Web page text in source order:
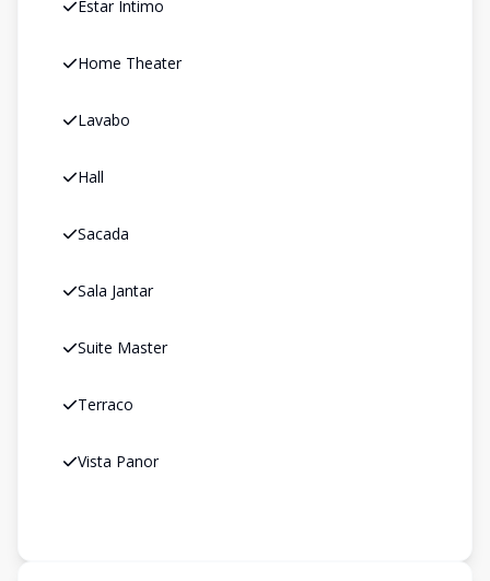
Estar Intimo
Home Theater
Lavabo
Hall
Sacada
Sala Jantar
Suite Master
Terraco
Vista Panor